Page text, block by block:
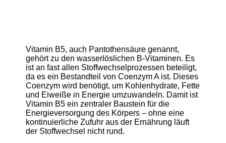
Vitamin B5, auch Pantothensäure genannt,
gehört zu den wasserlöslichen B-Vitaminen. Es
ist an fast allen Stoffwechselprozessen beteiligt,
da es ein Bestandteil von Coenzym A ist. Dieses
Coenzym wird benötigt, um Kohlenhydrate, Fette
und Eiweiße in Energie umzuwandeln. Damit ist
Vitamin B5 ein zentraler Baustein für die
Energieversorgung des Körpers – ohne eine
kontinuierliche Zufuhr aus der Ernährung läuft
der Stoffwechsel nicht rund.